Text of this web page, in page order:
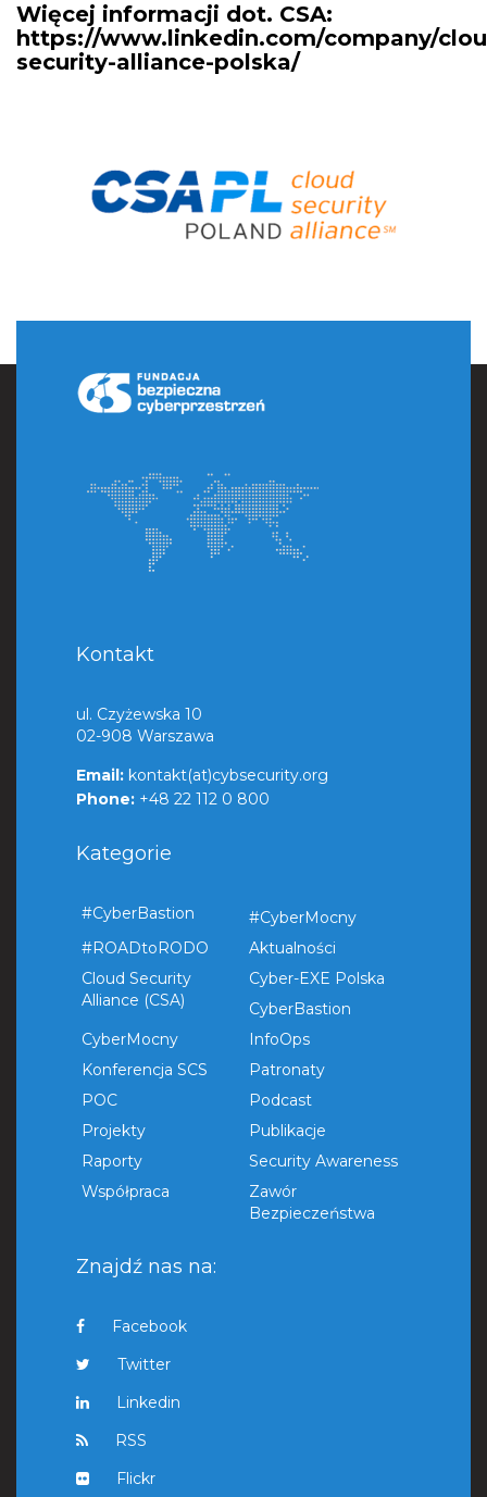
Więcej informacji dot. CSA:
https://www.linkedin.com/company/
security-alliance-polska/
Kontakt
ul. Czyżewska 10
02-908 Warszawa
Email: kontakt(at)cybsecurity.org
Phone: +48 22 112 0 800
Kategorie
#CyberBastion
#CyberMocny
#ROADtoRODO
Aktualności
Cloud Security
Alliance (CSA)
Cyber-EXE Polska
CyberBastion
CyberMocny
InfoOps
Konferencja SCS
Patronaty
POC
Podcast
Projekty
Publikacje
Raporty
Security Awareness
Współpraca
Zawór
Bezpieczeństwa
Znajdź nas na:
Facebook
Twitter
Linkedin
RSS
Flickr